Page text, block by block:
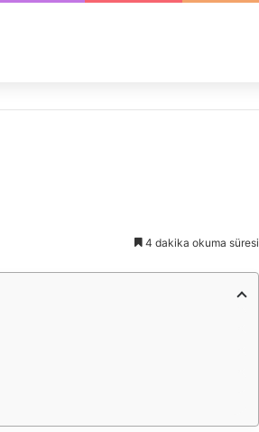
4 dakika okuma süresi